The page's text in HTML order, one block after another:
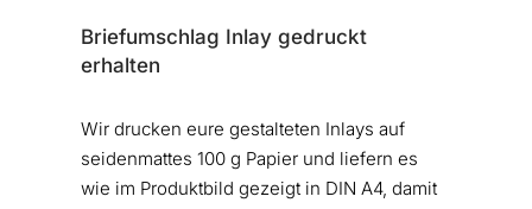
Briefumschlag Inlay gedruckt
erhalten
Wir drucken eure gestalteten Inlays auf
seidenmattes 100 g Papier und liefern es
wie im Produktbild gezeigt in DIN A4, damit